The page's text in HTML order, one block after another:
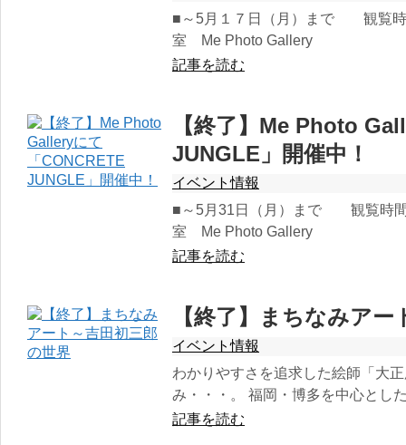
■～5月１７日（月）まで 観覧
室 Me Photo Gallery
記事を読む
【終了】Me Photo
JUNGLE」開催中！
イベント情報
■～5月31日（月）まで 観覧時
室 Me Photo Gallery
記事を読む
【終了】まちなみア
イベント情報
わかりやすさを追求した絵師「大
み・・・。 福岡・博多を中心とし
記事を読む